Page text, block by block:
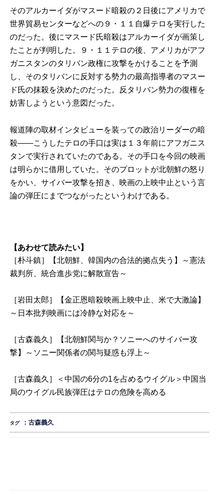
そのアルカーイダがマスード暗殺の２日後にアメリカで
世界貿易センターなどへの９・１１自爆テロを実行した
のだった。後にマスード氏暗殺はアルカーイダが画策し
たことが判明した。９・１１テロの後、アメリカがアフ
ガニスタンのタリバン政権に攻撃をかけることを予測
し、そのタリバンに反対する勢力の最高指導者のマスー
ド氏の抹殺を決めたのだった。反タリバン勢力の復権を
妨害しようという意図だった。
報道陣の取材インタビューを装っての政治リーダーの暗
殺――こうしたテロの手口は実は１３年前にアフガニス
タンで実行されていたのである。その手口を今回の映画
は明らかに借用していた。そのプロットが北朝鮮の怒り
をかい、サイバー攻撃を招き、映画の上映中止という言
論の弾圧にまでつながったというわけである。
【あわせて読みたい】
［朴斗鎮］【北朝鮮、韓国内の合法的拠点失う】～憲法
裁判所、統合進歩党に解散宣告～
［岩田太郎］【金正恩暗殺映画上映中止、米で大激論】
～日本批判映画には冷静な対応を～
［古森義久］【北朝鮮関与か？ソニーへのサイバー攻
撃】～ソニー関係者の関与疑惑も浮上～
［古森義久］＜中国の6分の1を占めるウイグル＞中国当
局のウイグル民族弾圧はテロの危険を高める
タグ ：古森義久